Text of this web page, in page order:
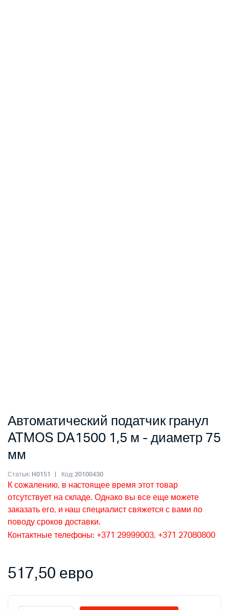
Автоматический податчик гранул
ATMOS DA1500 1,5 м - диаметр 75
мм
Статья: H0151 Код:20100430
К сожалению, в настоящее время этот товар
отсутствует на складе. Однако вы все еще можете
заказать его, и наш специалист свяжется с вами по
поводу сроков доставки.
Контактные телефоны: +371 29999003, +371 27080800
517,50 евро